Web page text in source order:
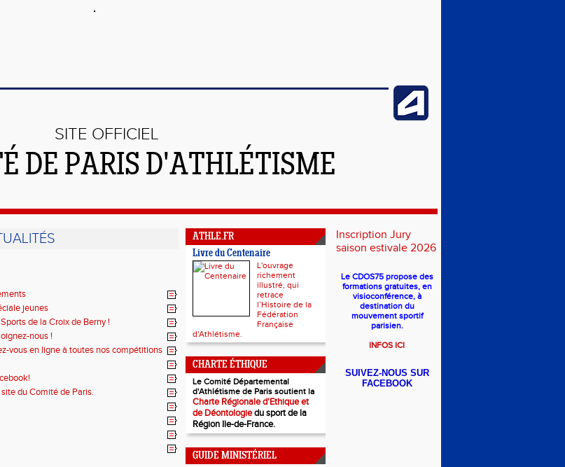
SITE OFFICIEL
DE PARIS D'ATHLÉTISME
jeunes
de la Croix de Berny !
nous !
vous en ligne à toutes nos compétitions
du Comité de Paris.
ATHLE.FR
Livre du Centenaire
L'ouvrage
richement
illustré, qui
retrace
l’Histoire de la
Fédération
Française
d'Athlétisme.
CHARTE ÉTHIQUE
Le Comité Départemental
d'Athlétisme de Paris soutient la
Charte Régionale d'Ethique et
de Déontologiedu sport de la
Région Ile-de-France.
GUIDE MINISTÉRIEL
Inscription Jury
saison estivale 2026
Le CDOS75 propose des
formations gratuites, en
visioconférence, à
destination du
mouvement sportif
parisien.
INFOS ICI
SUIVEZ-NOUS SUR
FACEBOOK